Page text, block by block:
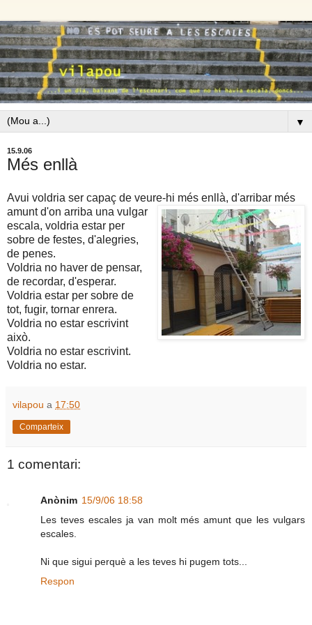
▼
15.9.06
Més enllà
Avui voldria ser capaç de veure-hi més enllà, d'arribar més
amuntd'on arriba una vulgar
escala, voldria estar per
sobre de festes, d'alegries,
de penes.
Voldria no haver de pensar,
de recordar, d'esperar.
Voldria estar per sobre de
tot, fugir, tornar enrera.
Voldria no estar escrivint
això.
Voldria no estar escrivint.
Voldria no estar.
vilapou a 17:50
Comparteix
1 comentari:
Anònim 15/9/06 18:58
Les teves escales ja van molt més amunt que les vulgars
escales.
Ni que sigui perquè a les teves hi pugem tots...
Respon